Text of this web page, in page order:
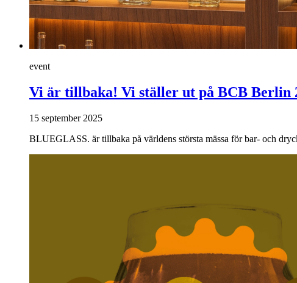
event
Vi är tillbaka! Vi ställer ut på BCB Berlin
15 september 2025
BLUEGLASS. är tillbaka på världens största mässa för bar- och